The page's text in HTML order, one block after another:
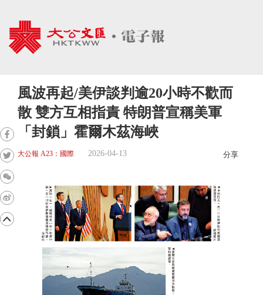
風波再起/美伊談判逾20小時不歡而
散 雙方互相指責 特朗普宣稱美軍
「封鎖」霍爾木茲海峽
大公報 A23：國際 2026-04-13 分享